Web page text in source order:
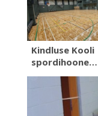
Kindluse Kooli
spordihoone…